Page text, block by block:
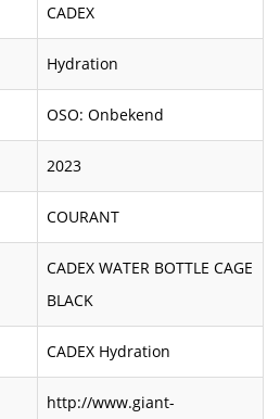
CADEX
Hydration
OSO: Onbekend
2023
COURANT
CADEX WATER BOTTLE CAGE
BLACK
CADEX Hydration
http://www.giant-